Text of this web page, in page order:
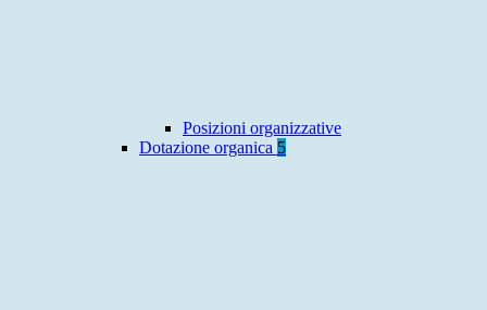
Posizioni organizzative
Dotazione organica 5